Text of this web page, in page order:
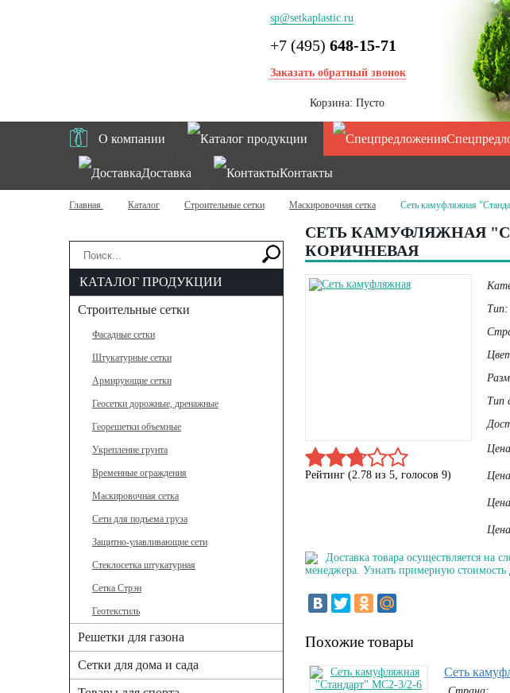
sp@setkaplastic.ru
+7 (495) 648-15-71
Заказать обратный звонок
Корзина: Пусто
О компании Каталог продукции
Доставка Контакты
Главная Каталог Строительные сетки Маскировочная сетка Сеть камуфляжная
СЕТЬ КАМУФЛЯЖНАЯ
КОРИЧНЕВАЯ
КАТАЛОГ ПРОДУКЦИИ
Строительные сетки
Фасадные сетки
Штукатурные сетки
Армирующие сетки
Геосетки дорожные, дренажные
Георешетки объемные
Укрепление грунта
Временные ограждения
Маскировочная сетка
Сети для подъема груза
Защитно-улавливающие сети
Стеклосетка штукатурная
Сетка Стрэн
Геотекстиль
Решетки для газона
Сетки для дома и сада
Рейтинг (2.78 из 5, голосов 9)
Тип:
Тип
Доставка товара осуществляется на
менеджера. Узнать примерную стоимость
Похожие товары
Сеть